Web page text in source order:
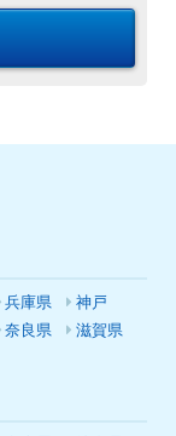
兵庫県
神戸
奈良県
滋賀県